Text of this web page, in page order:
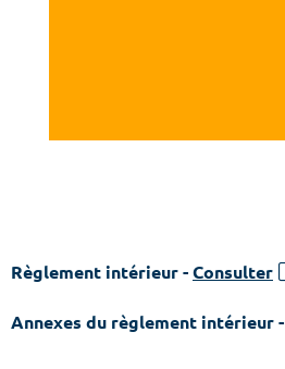
Règlement intérieur - Consulter
Annexes du règlement intérieur -